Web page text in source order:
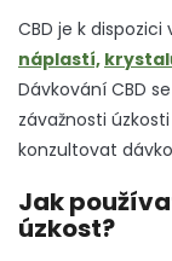
CBD je k
náplastí,
Dávkování CBD
závažnosti
konzultovat
Jak
úzkost?